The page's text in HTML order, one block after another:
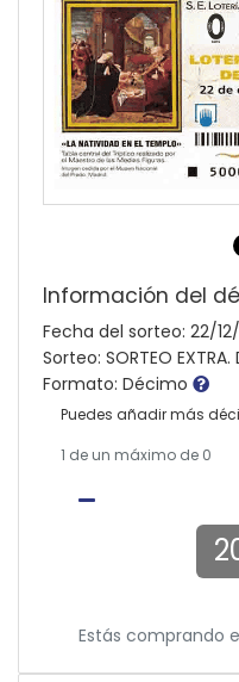
Información del
Fecha del sorteo: 22/
Sorteo: SORTEO EXTRA.
Formato: Décimo
Puedes añadir más
1 de un máximo de 0
Estás comprando